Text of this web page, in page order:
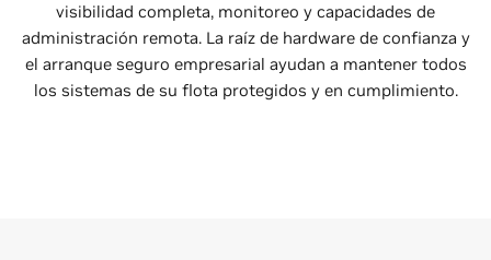
visibilidad completa, monitoreo y capacidades de
administración remota. La raíz de hardware de confianza y
el arranque seguro empresarial ayudan a mantener todos
los sistemas de su flota protegidos y en cumplimiento.